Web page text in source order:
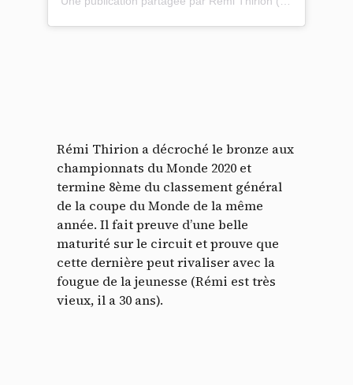
Rémi Thirion a décroché le bronze aux
championnats du Monde 2020 et
termine 8ème du classement général
de la coupe du Monde de la même
année. Il fait preuve d’une belle
maturité sur le circuit et prouve que
cette dernière peut rivaliser avec la
fougue de la jeunesse (Rémi est très
vieux, il a 30 ans).